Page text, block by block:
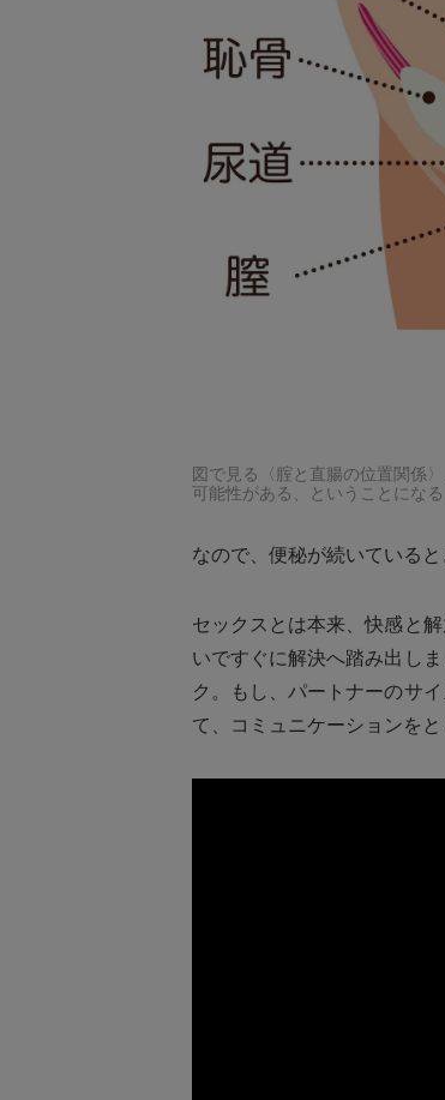
図で見る〈腟と直腸の位置関係
可能性がある、ということにな
なので、便秘が続いている
セックスとは本来、快感と
いですぐに解決へ踏み出し
ク。もし、パートナーのサ
て、コミュニケーションをと